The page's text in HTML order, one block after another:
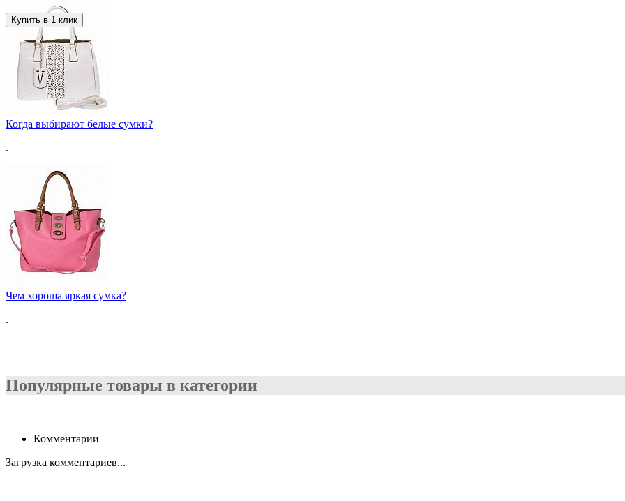
Купить в 1 клик
Когда выбирают белые сумки?
.
Чем хороша яркая сумка?
.
Популярные товары в категории
Комментарии
Загрузка комментариев...